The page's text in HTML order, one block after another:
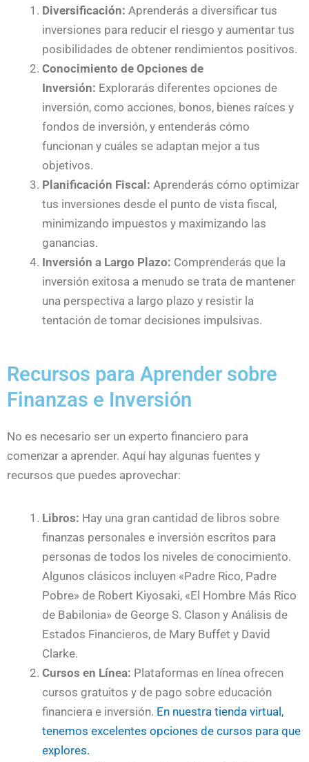
Diversificación: Aprenderás a diversificar tus
inversiones para reducir el riesgo y aumentar tus
posibilidades de obtener rendimientos positivos.
Conocimiento de Opciones de
Inversión: Explorarás diferentes opciones de
inversión, como acciones, bonos, bienes raíces y
fondos de inversión, y entenderás cómo
funcionan y cuáles se adaptan mejor a tus
objetivos.
Planificación Fiscal: Aprenderás cómo optimizar
tus inversiones desde el punto de vista fiscal,
minimizando impuestos y maximizando las
ganancias.
Inversión a Largo Plazo: Comprenderás que la
inversión exitosa a menudo se trata de mantener
una perspectiva a largo plazo y resistir la
tentación de tomar decisiones impulsivas.
Recursos para Aprender sobre
Finanzas e Inversión
No es necesario ser un experto financiero para
comenzar a aprender. Aquí hay algunas fuentes y
recursos que puedes aprovechar:
Libros: Hay una gran cantidad de libros sobre
finanzas personales e inversión escritos para
personas de todos los niveles de conocimiento.
Algunos clásicos incluyen «Padre Rico, Padre
Pobre» de Robert Kiyosaki, «El Hombre Más Rico
de Babilonia» de George S. Clason y Análisis de
Estados Financieros, de Mary Buffet y David
Clarke.
Cursos en Línea: Plataformas en línea ofrecen
cursos gratuitos y de pago sobre educación
financiera e inversión. En nuestra tienda virtual,
tenemos excelentes opciones de cursos para que
explores.